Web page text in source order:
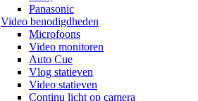
Panasonic
Video benodigdheden
Microfoons
Video monitoren
Auto Cue
Vlog statieven
Video statieven
Continu licht op camera